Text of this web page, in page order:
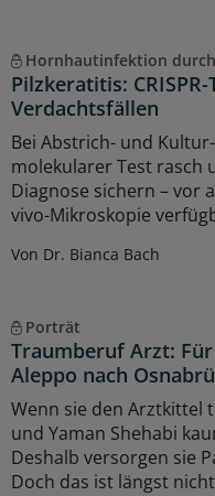
Hornhautinfektion
Pilzkeratitis:
Verdachtsfällen
Bei Abstrich- und
molekularer Test rasch
Diagnose sichern – vor
vivo-Mikroskopie
Von Dr. Bianca Bach
Porträt
Traumberuf Arzt:
Aleppo nach
Wenn sie den Arztkittel
und Yaman Shehabi
Deshalb versorgen sie
Doch das ist längst